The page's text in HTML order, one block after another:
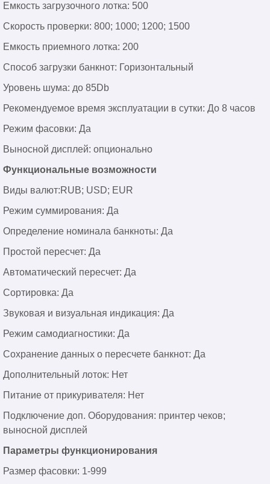
Емкость загрузочного лотка: 500
Скорость проверки: 800; 1000; 1200; 1500
Емкость приемного лотка: 200
Способ загрузки банкнот: Горизонтальный
Уровень шума: до 85Db
Рекомендуемое время эксплуатации в сутки: До 8 часов
Режим фасовки: Да
Выносной дисплей: опционально
Функциональные возможности
Виды валют:RUB; USD; EUR
Режим суммирования: Да
Определение номинала банкноты: Да
Простой пересчет: Да
Автоматический пересчет: Да
Сортировка: Да
Звуковая и визуальная индикация: Да
Режим самодиагностики: Да
Сохранение данных о пересчете банкнот: Да
Дополнительный лоток: Нет
Питание от прикуривателя: Нет
Подключение доп. Оборудования: принтер чеков;
выносной дисплей
Параметры функционирования
Размер фасовки: 1-999